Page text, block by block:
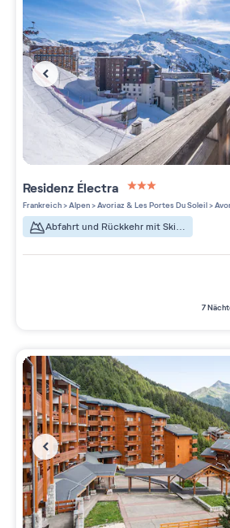
Residenz Électra
3 étoiles sur 5
Frankreich>Alpen>Avoriaz & Les Portes Du Soleil>
Abfahrt und Rückkehr mit Skiern
7